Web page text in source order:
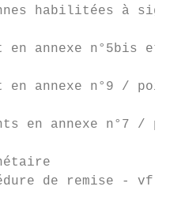
habilitées à
en annexe n°5bis et
en annexe n°9 / point
en annexe n°7 /
monétaire
de